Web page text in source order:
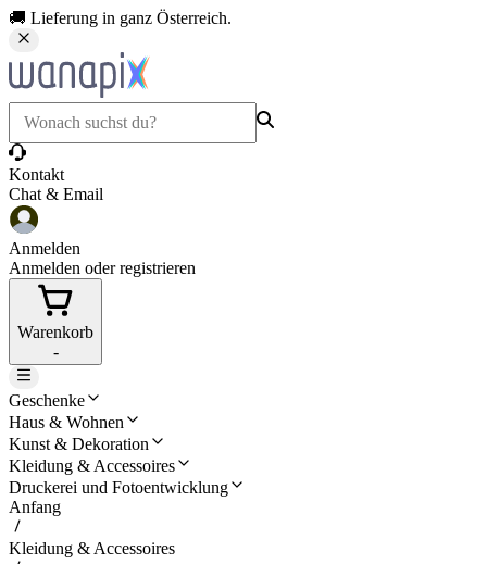
🚚 Lieferung in ganz Österreich.
Kontakt
Chat & Email
Anmelden
Anmelden oder registrieren
Warenkorb
-
Geschenke
Haus & Wohnen
Kunst & Dekoration
Kleidung & Accessoires
Druckerei und Fotoentwicklung
Anfang
Kleidung & Accessoires